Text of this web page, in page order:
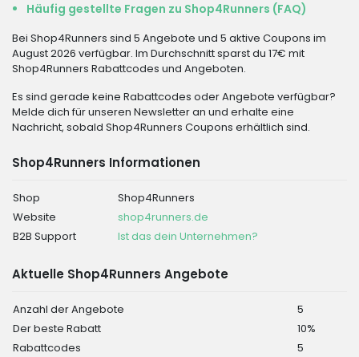
Häufig gestellte Fragen zu Shop4Runners (FAQ)
Bei Shop4Runners sind 5 Angebote und 5 aktive Coupons im
August 2026 verfügbar. Im Durchschnitt sparst du 17€ mit
Shop4Runners Rabattcodes und Angeboten.
Es sind gerade keine Rabattcodes oder Angebote verfügbar?
Melde dich für unseren Newsletter an und erhalte eine
Nachricht, sobald Shop4Runners Coupons erhältlich sind.
Shop4Runners Informationen
Shop
Shop4Runners
Website
shop4runners.de
B2B Support
Ist das dein Unternehmen?
Aktuelle Shop4Runners Angebote
Anzahl der Angebote
5
Der beste Rabatt
10%
Rabattcodes
5